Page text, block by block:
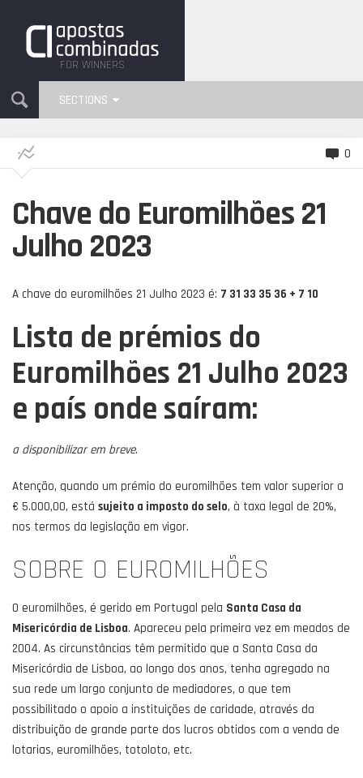
FOR WINNERS
SECTIONS
0
Chave do Euromilhões 21
Julho 2023
A chave do euromilhões 21 Julho 2023 é: 7 31 33 35 36 + 7 10
Lista de prémios do
Euromilhões 21 Julho 2023
e país onde saíram:
a disponibilizar em breve.
Atenção, quando um prémio do euromilhões tem valor superior a
€ 5.000,00, está sujeito a imposto do selo, à taxa legal de 20%,
nos termos da legislação em vigor.
SOBRE O EUROMILHÕES
O euromilhões, é gerido em Portugal pela Santa Casa da
Misericórdia de Lisboa. Apareceu pela primeira vez em meados de
2004. As circunstâncias têm permitido que a Santa Casa da
Misericórdia de Lisboa, ao longo dos anos, tenha agregado na
sua rede um largo conjunto de mediadores, o que tem
possibilitado o apoio a instituições de caridade, através da
distribuição de grande parte dos lucros obtidos com a venda de
lotarias, euromilhões, totoloto, etc.